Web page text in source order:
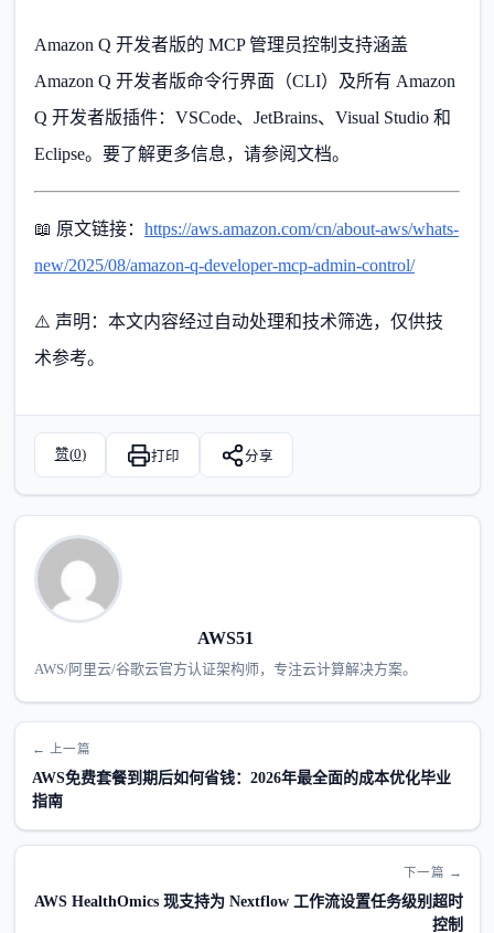
Amazon Q 开发者版的 MCP 管理员控制支持涵盖
Amazon Q 开发者版命令行界面（CLI）及所有 Amazon
Q 开发者版插件：VSCode、JetBrains、Visual Studio 和
Eclipse。要了解更多信息，请参阅文档。
📖 原文链接： https://aws.amazon.com/cn/about-aws/whats-
new/2025/08/amazon-q-developer-mcp-admin-control/
⚠️ 声明：本文内容经过自动处理和技术筛选，仅供技
术参考。
赞(0) 打印 分享
AWS51
AWS/阿里云/谷歌云官方认证架构师，专注云计算解决方案。
← 上一篇
AWS免费套餐到期后如何省钱：2026年最全面的成本优化毕业
指南
下一篇 →
AWS HealthOmics 现支持为 Nextflow 工作流设置任务级别超时
控制